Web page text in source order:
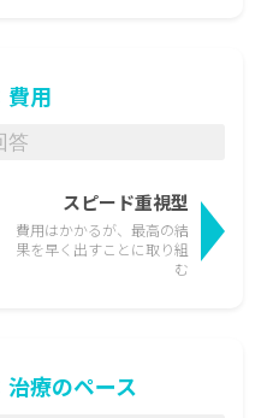
用
答
費用はかかるが、最高の結
果を早く出すことに取り組
む
スピード重視型
療のペース